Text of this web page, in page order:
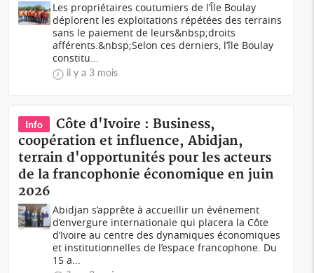
Les propriétaires coutumiers de l’Île Boulay
déplorent les exploitations répétées des terrains
sans le paiement de leurs&nbsp;droits
afférents.&nbsp;Selon ces derniers, l’île Boulay
constitu...
il y a 3 mois
Info
Côte d'Ivoire : Business,
coopération et influence, Abidjan,
terrain d'opportunités pour les acteurs
de la francophonie économique en juin
2026
Abidjan s’apprête à accueillir un événement
d’envergure internationale qui placera la Côte
d’Ivoire au centre des dynamiques économiques
et institutionnelles de l’espace francophone. Du
15 a...